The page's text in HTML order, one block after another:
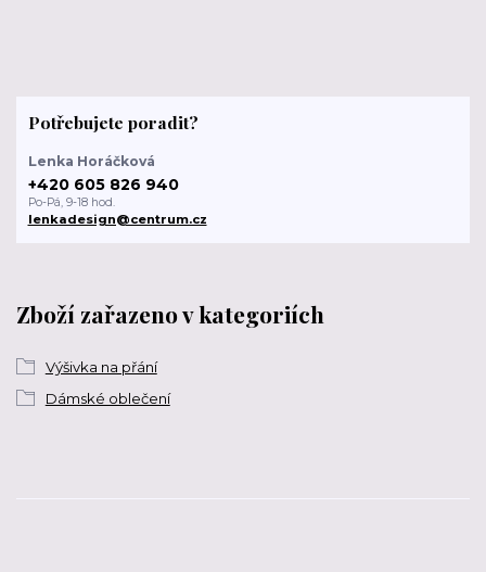
Zboží zařazeno v kategoriích
Výšivka na přání
Dámské oblečení
Potřebujete poradit?
Lenka Horáčková
+420 605 826 940
Po-Pá, 9-18 hod.
lenkadesign@centrum.cz